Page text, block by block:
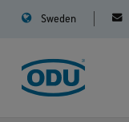
Sweden